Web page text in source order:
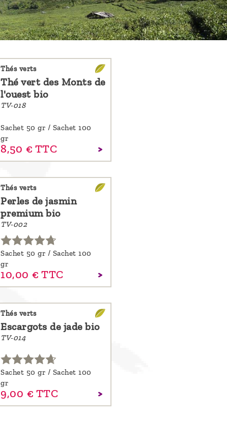
Thés verts
Thé vert des Monts de
l'ouest bio
TV-018
Sachet 50 gr / Sachet 100
gr
8,50 € TTC
Thés verts
Perles de jasmin
premium bio
TV-002
Sachet 50 gr / Sachet 100
gr
10,00 € TTC
Thés verts
Escargots de jade bio
TV-014
Sachet 50 gr / Sachet 100
gr
9,00 € TTC